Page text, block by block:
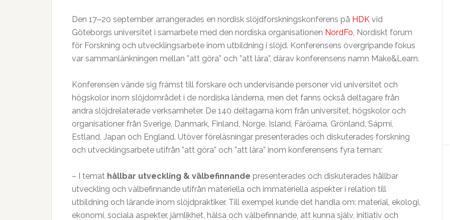
Den 17‒20 september arrangerades en nordisk slöjdforskningskonferens på HDK vid
Göteborgs universitet i samarbete med den nordiska organisationen NordFo, Nordiskt forum
för Forskning och utvecklingsarbete inom utbildning i slöjd. Konferensens övergripande fokus
var sammanlänkningen mellan ”att göra” och ”att lära”, därav konferensens namn Make&Learn.
Konferensen vände sig främst till forskare och undervisande personer vid universitet och
högskolor inom slöjdområdet i de nordiska länderna, men det fanns också deltagare från
andra slöjdrelaterade verksamheter. De 140 deltagarna kom från universitet, högskolor och
organisationer från Sverige, Danmark, Finland, Norge, Island, Färöarna, Grönland, Sápmi,
Estland, Japan och England. Utöver föreläsningar presenterades och diskuterades forskning
och utvecklingsarbete utifrån ”att göra” och ”att lära” inom konferensens fyra teman:
– I temat hållbar utveckling & välbefinnande presenterades och diskuterades hållbar
utveckling och välbefinnande utifrån materiella och immateriella aspekter i relation till
utbildning och lärande inom slöjdpraktiker. Till exempel kunde det handla om: material, ekologi,
ekonomi, sociala aspekter, jämlikhet, hälsa och välbefinnande, att kunna själv, initiativ och